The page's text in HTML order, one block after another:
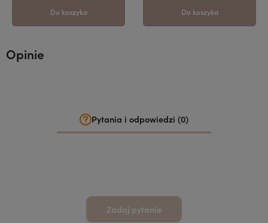
Do koszyka Do koszyka
Opinie
Pytania i odpowiedzi (0)
Zadaj pytanie